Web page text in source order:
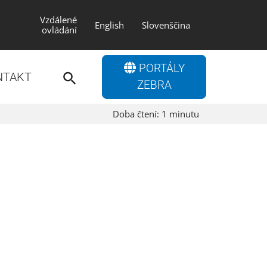
Vzdálené
ovládání
English Slovenščina
PORTÁLY
ZEBRA
Doba čtení: 1 minutu